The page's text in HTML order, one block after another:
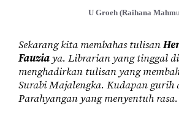
U Groeh (Raihana Mahm
Sekarang kita membahas tulisan
Fauziaya. Librarian yang tinggal
menghadirkan tulisan yang
Surabi Majalengka. Kudapan gurih
Parahyangan yang menyentuh rasa.